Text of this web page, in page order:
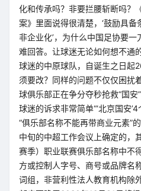
化和传承吗？非要拦腰斩断吗？
案》里面说得很清楚，‘鼓励具
非企业化’，为什么中国足协要
难回答。让球迷无论如何想不通
球迷的中原球队，自诞生之日起
须要改？同样的问题不仅仅困扰
球俱乐部正在争分夺秒抢救“国
球迷的诉求非常简单“‘北京国安
“俱乐部名称不能再带商业元素”
中旬的中超工作会议上确定的，
赛季）职业联赛俱乐部名称中不
方或控制人字号、商号或品牌名
词组，非营利性法人教育机构除